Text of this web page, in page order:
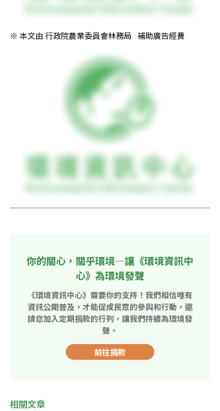
※ 本文由 行政院農業委員會林務局   補助廣告經費
你的關心，關乎環境—讓《環境資訊中
心》為環境發聲
《環境資訊中心》需要你的支持！我們相信唯有
資訊公開普及，才能促成民眾的參與和行動，邀
請您加入定期捐款的行列，讓我們持續為環境發
聲。
前往捐款
相關文章